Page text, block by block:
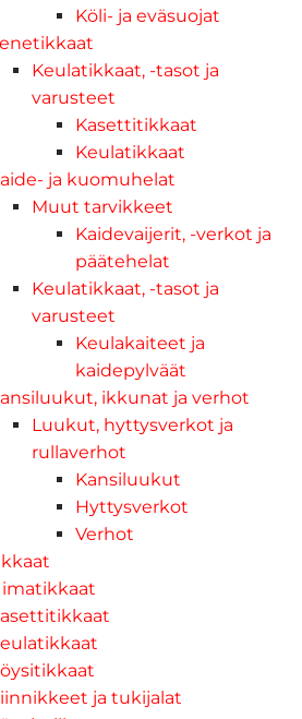
Köli- ja eväsuojat
Keulatikkaat, -tasot ja
varusteet
Kasettitikkaat
Keulatikkaat
ja kuomuhelat
Muut tarvikkeet
Kaidevaijerit, -verkot ja
päätehelat
Keulatikkaat, -tasot ja
varusteet
Keulakaiteet ja
kaidepylväät
ikkunat ja verhot
Luukut, hyttysverkot ja
rullaverhot
Kansiluukut
Hyttysverkot
Verhot
ja tukijalat